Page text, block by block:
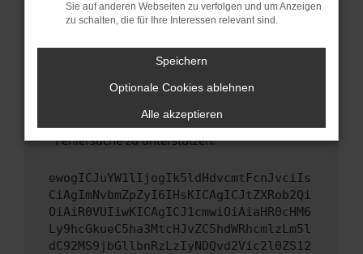
führen, dass bestimmte Funktionen nicht mehr
unterstützt werden.
Wende dich an den Webseitenbetreiber.
Wenn du alle oben genannten Schritte versucht
hast, kontaktiere uns bitte. Wir werden
uns diesen Text schicken, um uns bei der
Fehlersuche zu unterstützen:
ewogICJuYW1lIjogIk5ldHdvcmtFcnJvciIs
CiAgImNvbmZpZyI6IHsKICAgICJtZXRob2Qi
OiAiR0VUIiwKICAgICJ1cmwiOiAiaHR0cHM6
Ly9hcGkueC5ha3MtcHJvZC5hdWRhcmlzLm5l
dC92MS9jbGllbnRzLzIyNDQvd2Vic2l0ZS12
Sie auf anderen Webseiten zu verfolgen und um Anzeigen
zu schalten, die für Ihre Interessen relevant sind.
Speichern
Optionale Cookies ablehnen
Alle akzeptieren